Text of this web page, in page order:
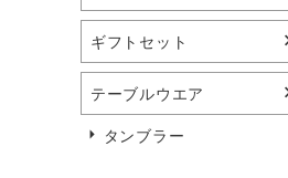
ギフトセット
テーブルウエア
タンブラー